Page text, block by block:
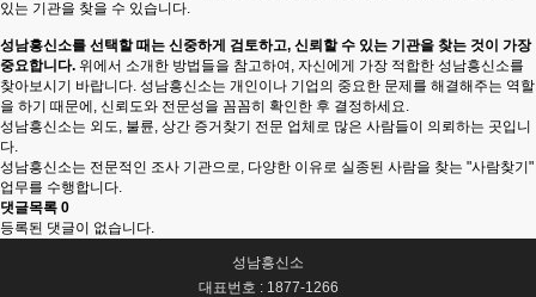
있는 기관을 찾을 수 있습니다.
성남흥신소를 선택할 때는 신중하게 검토하고, 신뢰할 수 있는 기관을 찾는 것이 가장
중요합니다. 위에서 소개한 방법들을 참고하여, 자신에게 가장 적합한 성남흥신소를
찾아보시기 바랍니다. 성남흥신소는 개인이나 기업의 중요한 문제를 해결해주는 역할
을 하기 때문에, 신뢰도와 전문성을 꼼꼼히 확인한 후 결정하세요.
성남흥신소는 외도, 불륜, 상간 증거찾기 전문 업체로 많은 사람들이 의뢰하는 곳입니
다.
성남흥신소는 전문적인 조사 기관으로, 다양한 이유로 실종된 사람을 찾는 "사람찾기"
업무를 수행합니다.
댓글목록 0
등록된 댓글이 없습니다.
성남흥신소
대표번호 : 1877-1266